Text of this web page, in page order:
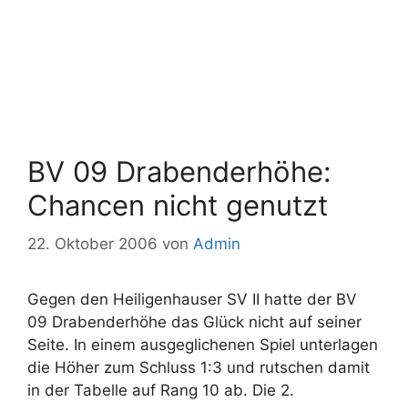
BV 09 Drabenderhöhe:
Chancen nicht genutzt
22. Oktober 2006 von Admin
Gegen den Heiligenhauser SV II hatte der BV
09 Drabenderhöhe das Glück nicht auf seiner
Seite. In einem ausgeglichenen Spiel unterlagen
die Höher zum Schluss 1:3 und rutschen damit
in der Tabelle auf Rang 10 ab. Die 2.